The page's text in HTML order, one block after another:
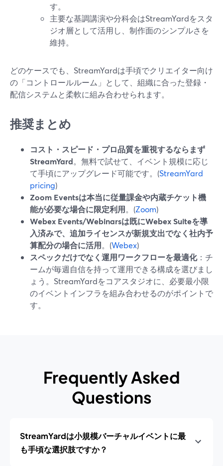
す。
主要な基調講演や分科会はStreamYardをスタ
ジオ層として活用し、制作面のシンプルさを
維持。
どのケースでも、StreamYardは手頃でクリエイター向け
の「コントロールルーム」として、組織に合った登録・
配信システムと柔軟に組み合わせられます。
推奨まとめ
コスト・スピード・プロ品質を重視するならまず
StreamYard。無料で試せて、イベント規模に応じ
て手頃にアップグレード可能です。(StreamYard
pricing)
Zoom Eventsは本当に従量課金や内蔵チケット機
能が必要な場合に限定利用。(Zoom)
Webex Events/Webinarsは既にWebex Suiteを導
入済みで、追加ライセンスが新規支出でなく社内予
算配分の場合に活用。(Webex)
スペックだけでなく運用ワークフローを最適化：チ
ームが毎週自信を持って運用できる構成を選びまし
ょう。StreamYardをコアスタジオに、必要最小限
のイベントインフラを組み合わせるのがポイントで
す。
Frequently Asked
Questions
StreamYardは小規模バーチャルイベントに最
も手頃な選択肢ですか？